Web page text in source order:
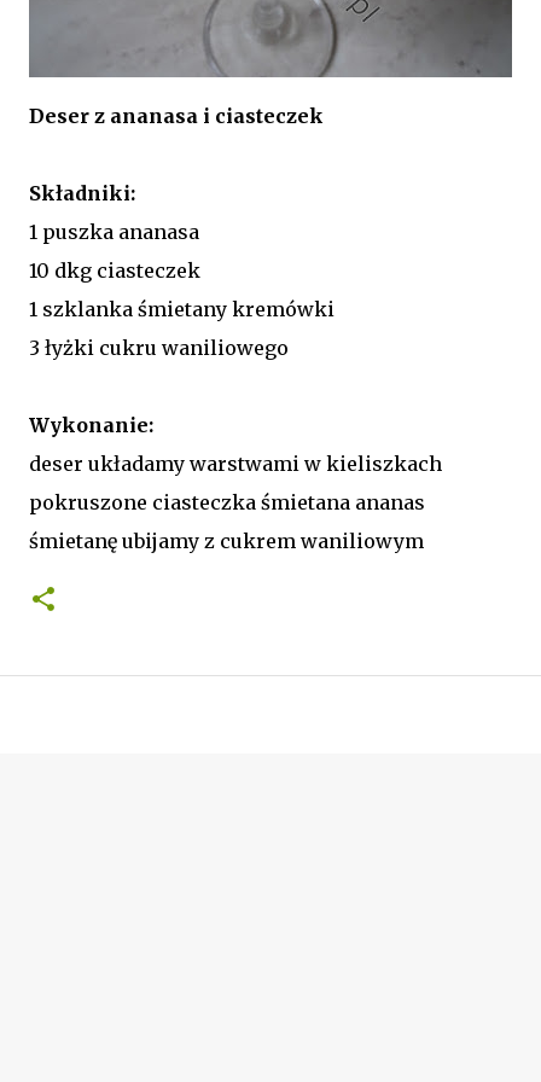
Deser z ananasa i ciasteczek
Składniki:
1 puszka ananasa
10 dkg ciasteczek
1 szklanka śmietany kremówki
3 łyżki cukru waniliowego
Wykonanie:
deser układamy warstwami w kieliszkach
pokruszone ciasteczka śmietana ananas
śmietanę ubijamy z cukrem waniliowym